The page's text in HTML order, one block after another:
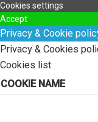
Cookies settings
Accept
Privacy & Cookie
Privacy & Cookies
Cookies list
COOKIE NAME